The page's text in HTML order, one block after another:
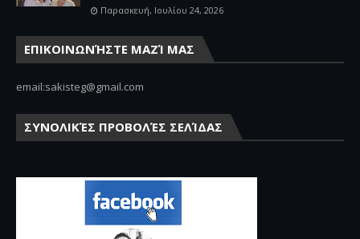
Παρασκευή, Ιουλίου 24, 2026
ΕΠΙΚΟΙΝΩΝΉΣΤΕ ΜΑΖΊ ΜΑΣ
email:sakisteg@gmail.com
ΣΥΝΟΛΙΚΈΣ ΠΡΟΒΟΛΈΣ ΣΕΛΊΔΑΣ